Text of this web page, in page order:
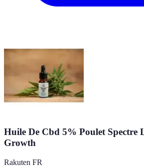
Huile De Cbd 5% Poulet Spectre
Growth
Rakuten FR